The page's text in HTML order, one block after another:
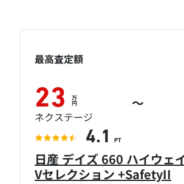
日産 デイズ 660 ハイウェ
Vセレクション +SafetyII
最高査定額
23 万
円 ～
ネクステージ
4.1 PT